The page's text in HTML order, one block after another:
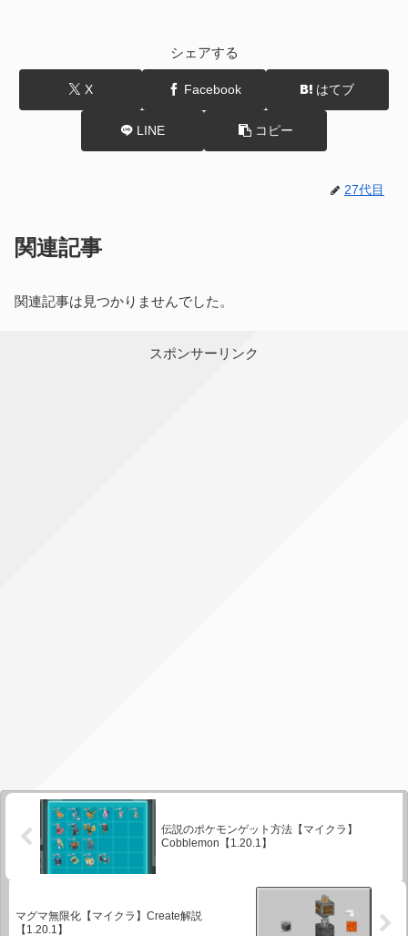
シェアする
X Facebook はてブ
LINE コピー
27代目
関連記事
関連記事は見つかりませんでした。
スポンサーリンク
伝説のポケモンゲット方法【マイクラ】
Cobblemon【1.20.1】
マグマ無限化【マイクラ】Create解説
【1.20.1】